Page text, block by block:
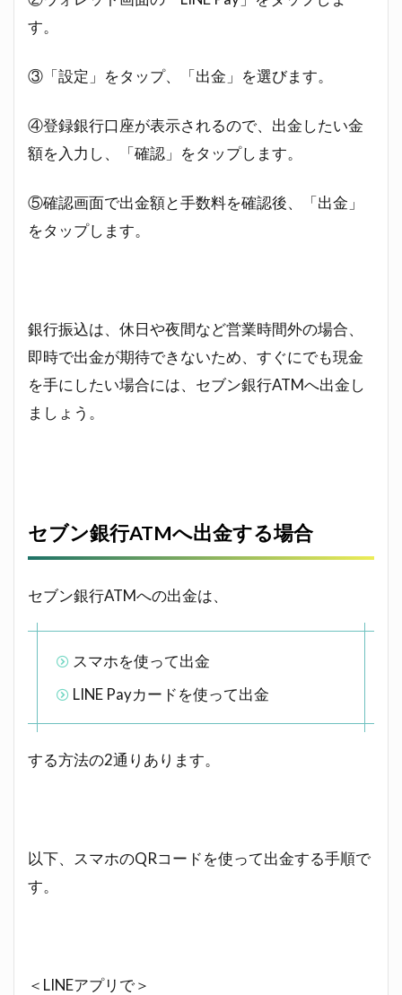
す。
③「設定」をタップ、「出金」を選びます。
④登録銀行口座が表示されるので、出金したい金
額を入力し、「確認」をタップします。
⑤確認画面で出金額と手数料を確認後、「出金」
をタップします。
銀行振込は、休日や夜間など営業時間外の場合、
即時で出金が期待できないため、すぐにでも現金
を手にしたい場合には、セブン銀行ATMへ出金し
ましょう。
セブン銀行ATMへ出金する場合
セブン銀行ATMへの出金は、
スマホを使って出金
LINE Payカードを使って出金
する方法の2通りあります。
以下、スマホのQRコードを使って出金する手順で
す。
＜LINEアプリで＞